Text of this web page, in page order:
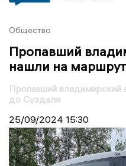
Общество
Пропавший
нашли на
Пропавший владимирский
до Суздаля
25/09/2024 15:30